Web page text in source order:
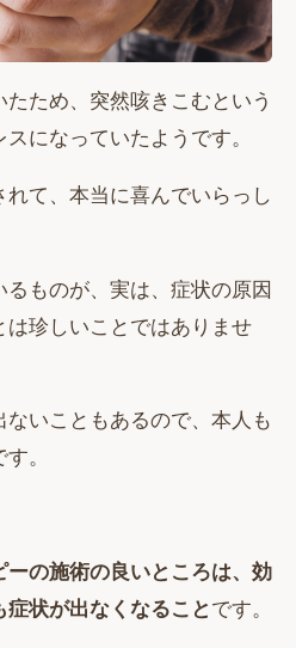
ため、突然咳きこむという
になっていたようです。
て、本当に喜んでいらっし
ものが、実は、症状の原因
珍しいことではありませ
いこともあるので、本人も
。
ーの施術の良いところは、効
状が出なくなること です。